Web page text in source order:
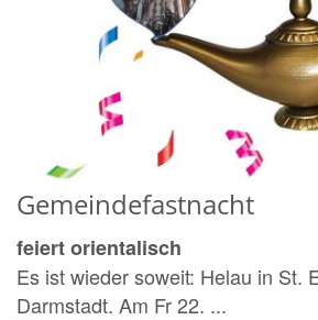
Gemeindefastnacht
feiert orientalisch
Es ist wieder soweit: Helau in St.
Darmstadt. Am Fr 22. ...